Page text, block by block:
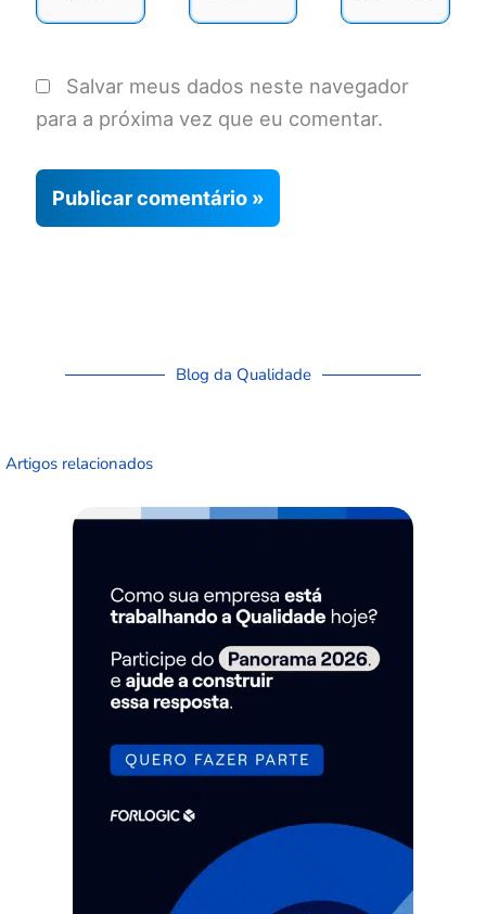
Salvar meus dados neste navegador
para a próxima vez que eu comentar.
Blog da Qualidade
Artigos relacionados